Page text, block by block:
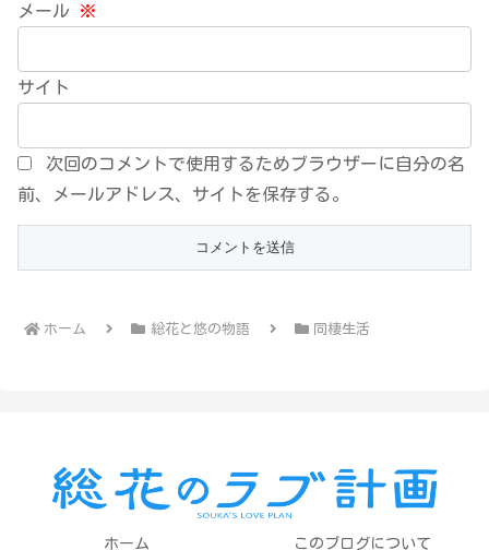
メール ※
サイト
次回のコメントで使用するためブラウザーに自分の名
前、メールアドレス、サイトを保存する。
ホーム 総花と悠の物語 同棲生活
ホーム このブログについて